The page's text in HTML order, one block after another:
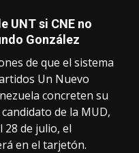
UNT si CNE no
González
de que el sistema
Un Nuevo
concreten su
de la MUD,
28 de julio, el
en el tarjetón.